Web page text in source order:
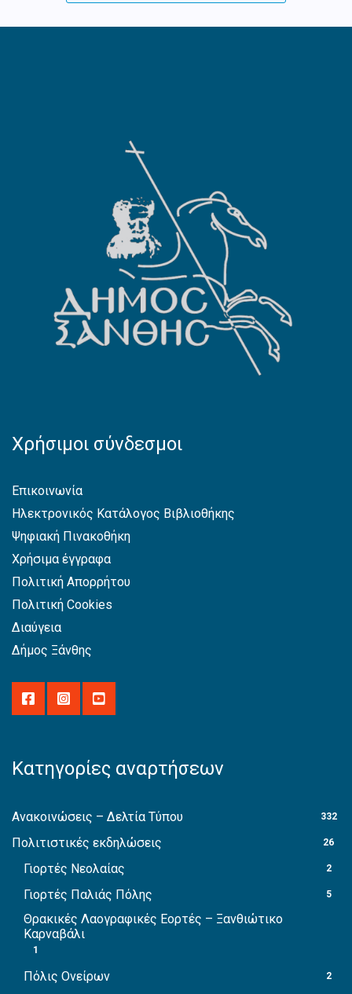
Χρήσιμοι σύνδεσμοι
Επικοινωνία
Ηλεκτρονικός Κατάλογος Βιβλιοθήκης
Ψηφιακή Πινακοθήκη
Χρήσιμα έγγραφα
Πολιτική Απορρήτου
Πολιτική Cookies
Διαύγεια
Δήμος Ξάνθης
Κατηγορίες αναρτήσεων
Ανακοινώσεις – Δελτία Τύπου 332
Πολιτιστικές εκδηλώσεις 26
Γιορτές Νεολαίας 2
Γιορτές Παλιάς Πόλης 5
Θρακικές Λαογραφικές Εορτές – Ξανθιώτικο
Καρναβάλι
1
Πόλις Ονείρων 2